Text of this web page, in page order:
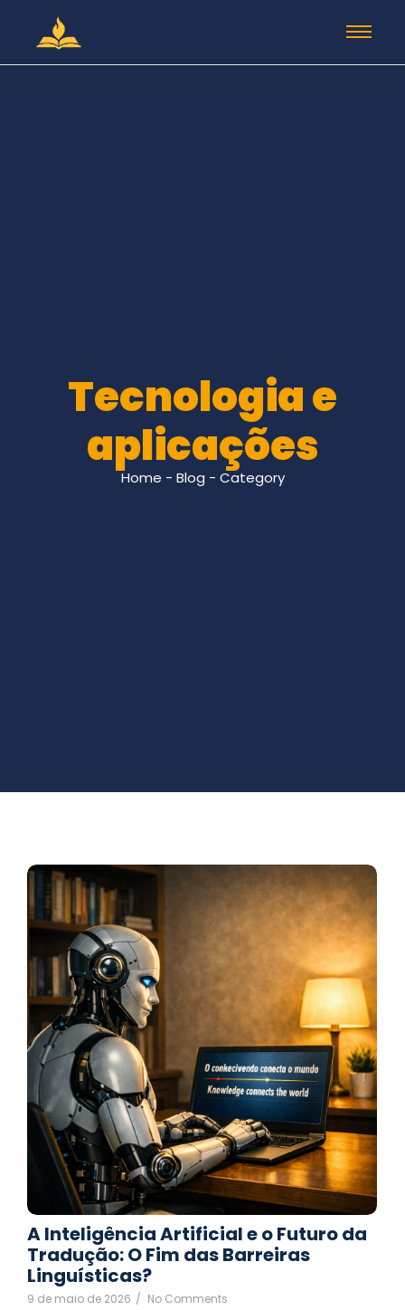
Tecnologia e
aplicações
Home - Blog - Category
A Inteligência Artificial e o Futuro da
Tradução: O Fim das Barreiras
Linguísticas?
9 de maio de 2026 / No Comments